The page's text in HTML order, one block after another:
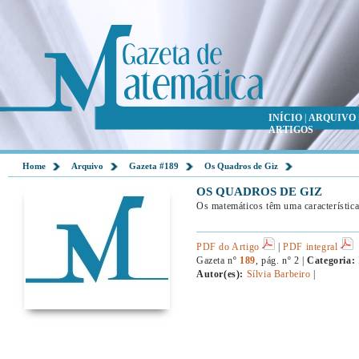
INÍCIO ARQUIVO
ARTIGOS
Home Arquivo Gazeta #189 Os Quadros de Giz
OS QUADROS DE GIZ
Os matemáticos têm uma
PDF do Artigo |PDF integral
Gazeta nº 189, pág. nº 2 |Categoria:
Autor(es): Sílvia Barbeiro